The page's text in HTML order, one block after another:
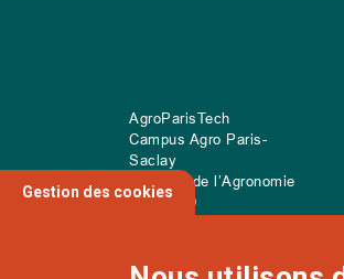
AgroParisTech
Campus Agro Paris-
Saclay
22 place de l’Agronomie
CS20040
Gestion des cookies